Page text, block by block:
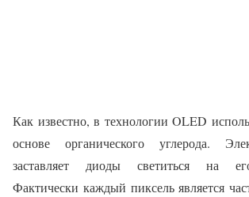
Как известно, в технологии OLED
основе органического углерода.
заставляет диоды светиться на
Фактически каждый пиксель является